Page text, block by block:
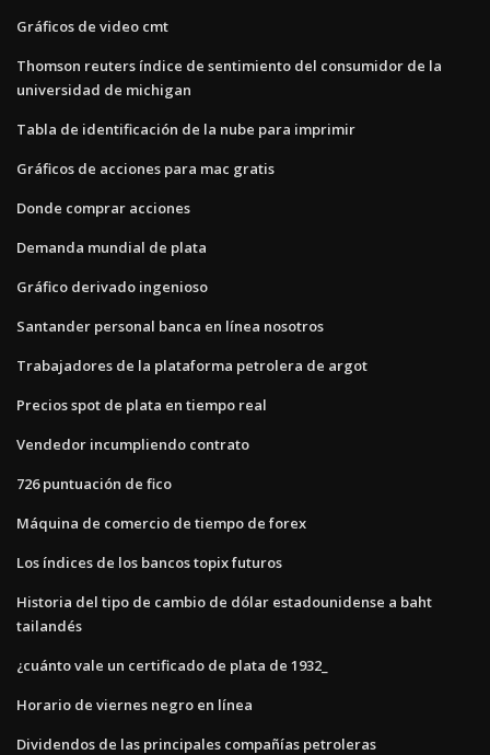
Gráficos de video cmt
Thomson reuters índice de sentimiento del consumidor de la
universidad de michigan
Tabla de identificación de la nube para imprimir
Gráficos de acciones para mac gratis
Donde comprar acciones
Demanda mundial de plata
Gráfico derivado ingenioso
Santander personal banca en línea nosotros
Trabajadores de la plataforma petrolera de argot
Precios spot de plata en tiempo real
Vendedor incumpliendo contrato
726 puntuación de fico
Máquina de comercio de tiempo de forex
Los índices de los bancos topix futuros
Historia del tipo de cambio de dólar estadounidense a baht
tailandés
¿cuánto vale un certificado de plata de 1932_
Horario de viernes negro en línea
Dividendos de las principales compañías petroleras